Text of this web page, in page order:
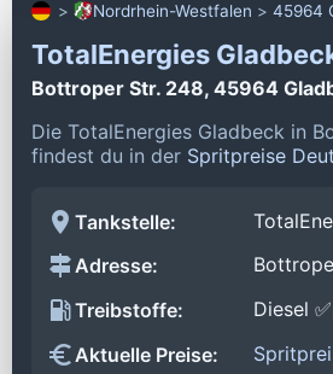
Nordrhein-Westfalen 45964
TotalEnergies
Bottroper Str. 248, 45964
Die TotalEnergies Gladbeck in
findest du in der Spritpreise
Tankstelle:
Adresse:
Treibstoffe:
Diesel
Aktuelle Preise: